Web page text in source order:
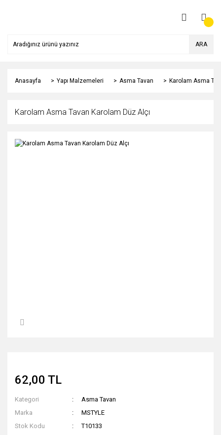
ARA
Anasayfa Yapı Malzemeleri Asma Tavan Karolam Asma
Karolam Asma Tavan Karolam Düz Alçı
62,00 TL
Kategori
Asma Tavan
Marka
MSTYLE
Stok Kodu
T10133